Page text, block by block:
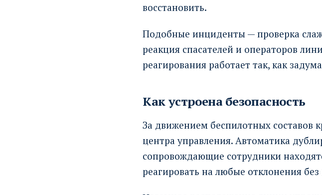
восстановить.
Подобные инциденты — проверка
реакция спасателей и операторов
реагирования работает так, как
Как устроена безопасность
За движением беспилотных составов
центра управления. Автоматика
сопровождающие сотрудники
реагировать на любые отклонения